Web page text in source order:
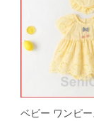
ベビー ワンピ